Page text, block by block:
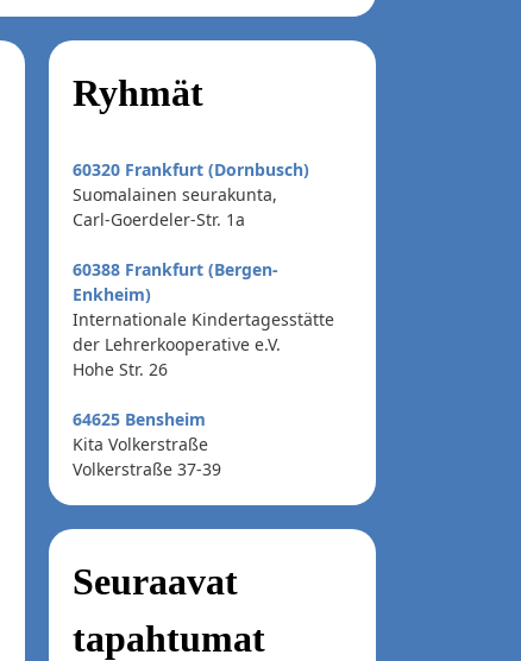
Ryhmät
60320 Frankfurt (Dornbusch)
Suomalainen seurakunta,
Carl-Goerdeler-Str. 1a
60388 Frankfurt (Bergen-
Enkheim)
Internationale Kindertagesstätte
der Lehrerkooperative e.V.
Hohe Str. 26
64625 Bensheim
Kita Volkerstraße
Volkerstraße 37-39
Seuraavat
tapahtumat